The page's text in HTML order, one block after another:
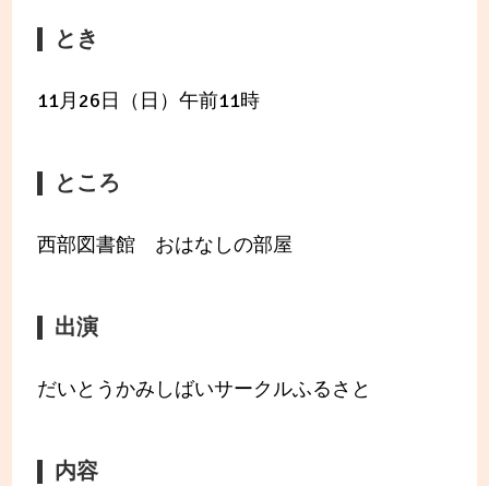
とき
11月26日（日）午前11時
ところ
西部図書館 おはなしの部屋
出演
だいとうかみしばいサークルふるさと
内容